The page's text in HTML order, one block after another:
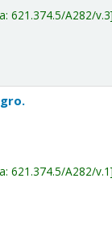
621.374.5/A282/v.3
621.374.5/A282/v.1